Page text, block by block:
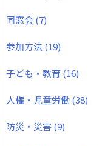
同窓会(7)
参加方法(19)
子ども・教育 (16)
人権・児童労働(38)
防災・災害(9)